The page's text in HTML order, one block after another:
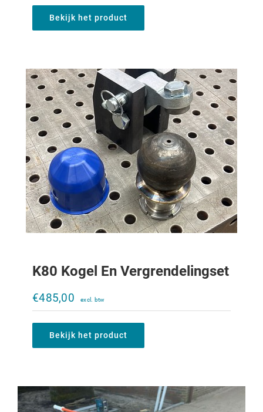
Bekijk het product
K80 Kogel En Vergrendelingset
€485,00
Bekijk het product
€750,00